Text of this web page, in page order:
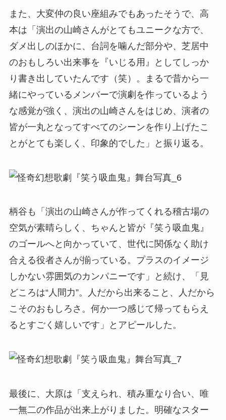
また、大変仲の良い座組みでもあったそうで、高
本は「演出の山崎さんがとてもユニークな方で、
ダメ出しのほかに、台詞を噛んだ部分や、芝居中
のおもしろい出来事を『いじる用』としてしっか
り書き出していたんです（笑）。まるで昔から一
緒にやっているメンバーで演劇を作っているよう
な感覚が強く、演出の山崎さんをはじめ、演者の
皆が一丸となってすべてのシーンを作り上げたこ
とがとても楽しく、印象的でした」と振り返る。
柄谷も「演出の山崎さんが作ってくれる稽古場の
空気が素晴らしく、ちゃんと皆が『笑う吸血鬼』
のゴールへと向かっていて、世代に関係なく助け
合える役者さんが揃っている。プラスのイメージ
しかない雰囲気のカンパニーです」と続け、「見
どころは“人間力”。人だから出来ること、人だから
こそのおもしろさ。何か一つ感じて帰ってもらえ
るとすごく嬉しいです」とアピールした。
最後に、大原は「支えられ、積み重なり合い、唯
一無二の作品が出来上がりました。明確なスター